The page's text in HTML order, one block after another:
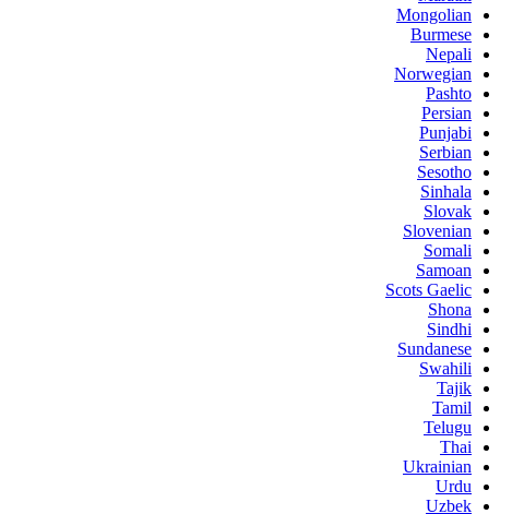
Mongolian
Burmese
Nepali
Norwegian
Pashto
Persian
Punjabi
Serbian
Sesotho
Sinhala
Slovak
Slovenian
Somali
Samoan
Scots Gaelic
Shona
Sindhi
Sundanese
Swahili
Tajik
Tamil
Telugu
Thai
Ukrainian
Urdu
Uzbek